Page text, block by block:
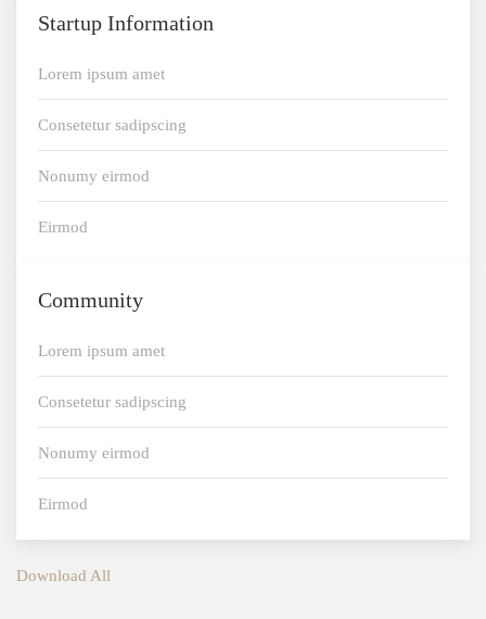
Startup Information
Lorem ipsum amet
Consetetur sadipscing
Nonumy eirmod
Eirmod
Community
Lorem ipsum amet
Consetetur sadipscing
Nonumy eirmod
Eirmod
Download All